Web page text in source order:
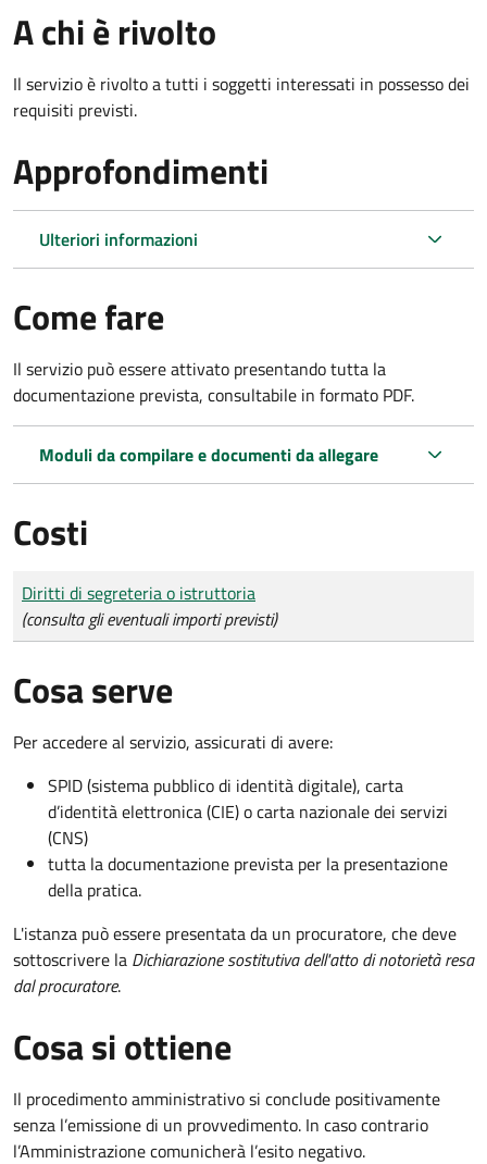
A chi è rivolto
Il servizio è rivolto a tutti i soggetti interessati in possesso dei
requisiti previsti.
Approfondimenti
Ulteriori informazioni
Come fare
Il servizio può essere attivato presentando tutta la
documentazione prevista, consultabile in formato PDF.
Moduli da compilare e documenti da allegare
Costi
Tipo di pagamento
Importo
Diritti di segreteria o istruttoria
(consulta gli eventuali importi previsti)
Cosa serve
Per accedere al servizio, assicurati di avere:
SPID (sistema pubblico di identità digitale), carta
d’identità elettronica (CIE) o carta nazionale dei servizi
(CNS)
tutta la documentazione prevista per la presentazione
della pratica.
L'istanza può essere presentata da un procuratore, che deve
sottoscrivere la Dichiarazione sostitutiva dell'atto di notorietà resa
dal procuratore.
Cosa si ottiene
Il procedimento amministrativo si conclude positivamente
senza l’emissione di un provvedimento. In caso contrario
l’Amministrazione comunicherà l’esito negativo.